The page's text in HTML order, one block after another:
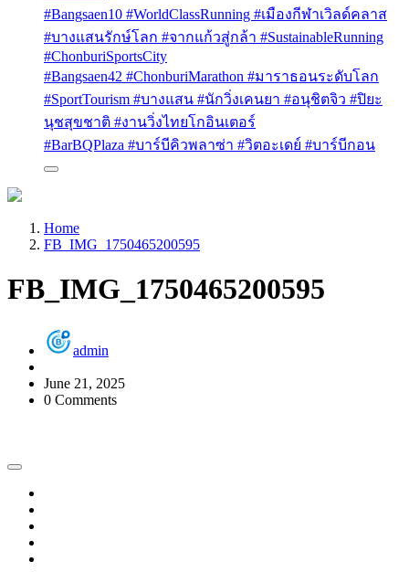
#Bangsaen10 #WorldClassRunning #เมืองกีฬาเวิลด์คลาส
#บางแสนรักษ์โลก #จากแก้วสู่กล้า #SustainableRunning
#ChonburiSportsCity
#Bangsaen42 #ChonburiMarathon #มาราธอนระดับโลก
#SportTourism #บางแสน #นักวิ่งเคนยา #อนุชิตจิว #ปิยะ
นุชสุขชาติ #งานวิ่งไทยโกอินเตอร์
#BarBQPlaza #บาร์บีคิวพลาซ่า #วิตอะเดย์ #บาร์บีกอน
Home
FB_IMG_1750465200595
FB_IMG_1750465200595
admin
June 21, 2025
0 Comments